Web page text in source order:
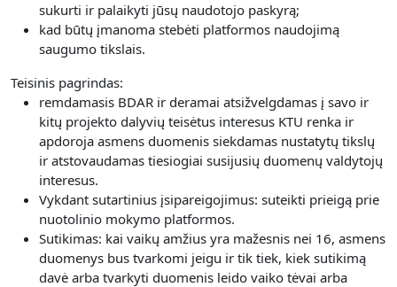
sukurti ir palaikyti jūsų naudotojo paskyrą;
kad būtų įmanoma stebėti platformos naudojimą
saugumo tikslais.
Teisinis pagrindas:
remdamasis BDAR ir deramai atsižvelgdamas į savo ir
kitų projekto dalyvių teisėtus interesus KTU renka ir
apdoroja asmens duomenis siekdamas nustatytų tikslų
ir atstovaudamas tiesiogiai susijusių duomenų valdytojų
interesus.
Vykdant sutartinius įsipareigojimus: suteikti prieigą prie
nuotolinio mokymo platformos.
Sutikimas: kai vaikų amžius yra mažesnis nei 16, asmens
duomenys bus tvarkomi jeigu ir tik tiek, kiek sutikimą
davė arba tvarkyti duomenis leido vaiko tėvai arba